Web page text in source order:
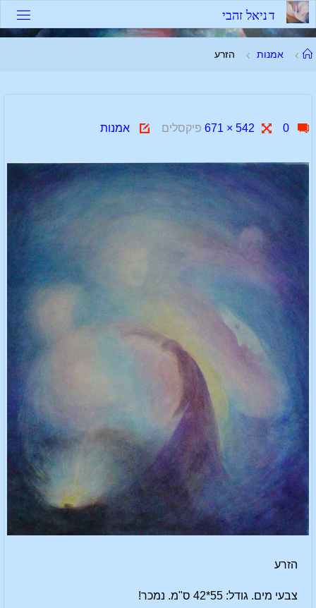
דלגו
לתוכן
דניאל זהבי
עמודאמנות הזרע
0
גודל542 × 671 פיקסלים אמנות
הזרע
צבעי מים. גודל: 55*42 ס"מ. נמכר!